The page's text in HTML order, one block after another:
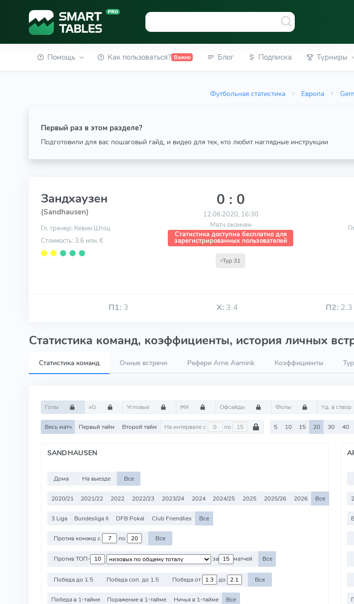
Помощь Как пользоваться? Важно Блог Подписка Турниры
Футбольная статистика Европа
Первый раз в этом разделе?
Подготовили для вас пошаговый гайд, и видео для тех, кто любит наглядные инструкции
Зандхаузен
(Sandhausen)
Гл. тренер: Кевин Штоц
Стоимость: 3.6 млн. €
⬤ ⬤ ⬤ ⬤ ⬤
0 : 0
12.06.2020, 16:30
Матч окончен
Статистика доступна бесплатно для
зарегистрированных пользователей
Тур 31
П1: 3 Х: 3.4 П2: 2.3
Статистика команд, коэффициенты, история личных
Статистика команд Очные встречи Рефери Arne Aarnink Коэффициенты
Голы xG Угловые ЖК Офсайды Фолы Уд. в створ
Весь матч Первый тайм Второй тайм На интервале с по 5 10 15 20 30 40
SANDHAUSEN
Дома На выезде Все
2020/21 2021/22 2022 2022/23 2023/24 2024 2024/25 2025 2025/26 2026 Все
3.Liga Bundesliga II DFB Pokal Club Friendlies Все
Против команд с по Все
Против ТОП- за матчей Все
Победа до 1.5 Победа соп. до 1.5 Победа от до Все
Победа в 1-тайме Поражение в 1-тайме Ничья в 1-тайме Все